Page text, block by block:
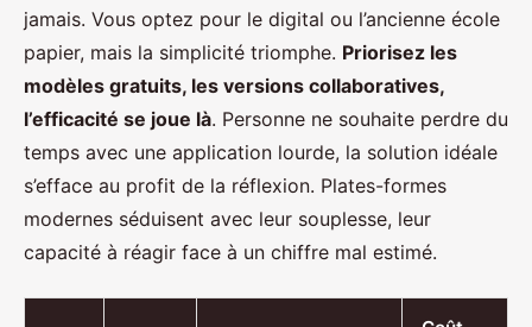
jamais. Vous optez pour le digital ou l’ancienne école
papier, mais la simplicité triomphe. Priorisez les
modèles gratuits, les versions collaboratives,
l’efficacité se joue là. Personne ne souhaite perdre du
temps avec une application lourde, la solution idéale
s’efface au profit de la réflexion. Plates-formes
modernes séduisent avec leur souplesse, leur
capacité à réagir face à un chiffre mal estimé.